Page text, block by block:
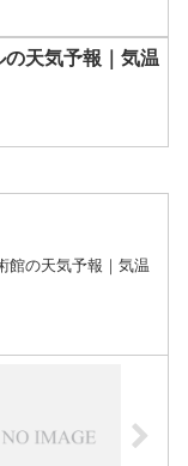
天気予報｜気温
館の天気予報｜気温